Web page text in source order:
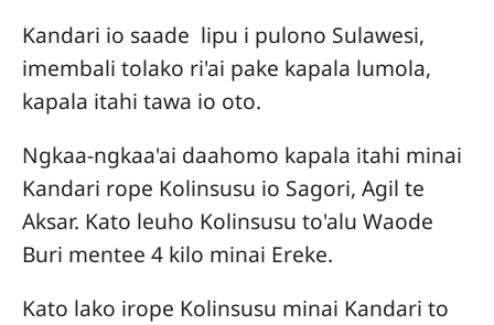
Kandari io saade lipu i pulono Sulawesi,
imembali tolako ri'ai pake kapala lumola,
kapala itahi tawa io oto.
Ngkaa-ngkaa'ai daahomo kapala itahi minai
Kandari rope Kolinsusu io Sagori, Agil te
Aksar. Kato leuho Kolinsusu to'alu Waode
Buri mentee 4 kilo minai Ereke.
Kato lako irope Kolinsusu minai Kandari to